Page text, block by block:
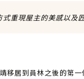
式重現屋主的美感以及
移居到員林之後的第